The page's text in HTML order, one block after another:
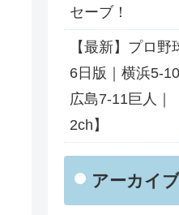
セーブ！
【最新】プロ
6日版｜横浜5-
広島7-11巨人｜
2ch】
アーカイブ